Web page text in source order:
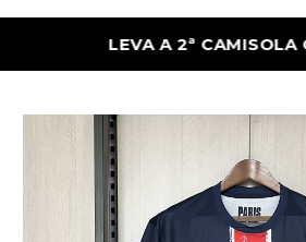
LEVA A 2ª CAMISOLA COM